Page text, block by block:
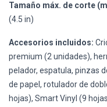
Tamaño máx. de corte
(4.5 in)
Accesorios incluidos:
premium (2 unidades),
pelador, espatula, pinzas
de papel, rotulador de
hojas), Smart Vinyl (9